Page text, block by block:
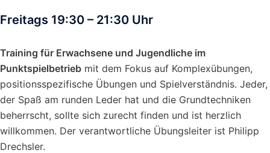
Freitags 19:30 – 21:30 Uhr
Training für Erwachsene und Jugendliche im
Punktspielbetrieb mit dem Fokus auf Komplexübungen,
positionsspezifische Übungen und Spielverständnis. Jeder,
der Spaß am runden Leder hat und die Grundtechniken
beherrscht, sollte sich zurecht finden und ist herzlich
willkommen. Der verantwortliche Übungsleiter ist Philipp
Drechsler.